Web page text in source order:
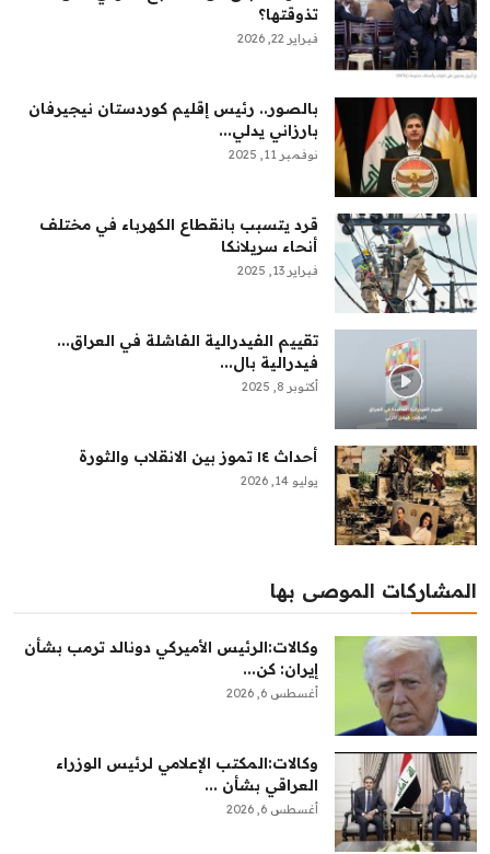
تذوقتها؟
فبراير 22, 2026
بالصور.. رئيس إقليم كوردستان نيجيرفان
بارزاني يدلي...
نوفمبر 11, 2025
قرد يتسبب بانقطاع الكهرباء في مختلف
أنحاء سريلانكا
فبراير 13, 2025
تقييم الفيدرالية الفاشلة في العراق...
فيدرالية بال...
أكتوبر 8, 2025
أحداث ١٤ تموز بين الانقلاب والثورة
يوليو 14, 2026
المشاركات الموصى بها
وكالات:‏الرئيس الأميركي دونالد ترمب بشأن
إيران: كن...
أغسطس 6, 2026
وكالات:المكتب الإعلامي لرئيس الوزراء
العراقي بشأن ...
أغسطس 6, 2026